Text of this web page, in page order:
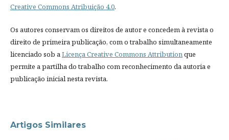
Creative Commons Atribuição 4.0.
Os autores conservam os direitos de autor e concedem à revista o
direito de primeira publicação, com o trabalho simultaneamente
licenciado sob a Licença Creative Commons Attribution que
permite a partilha do trabalho com reconhecimento da autoria e
publicação inicial nesta revista.
Artigos Similares